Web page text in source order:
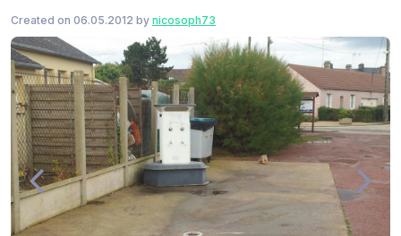
Created on 06.05.2012 by nicosoph73